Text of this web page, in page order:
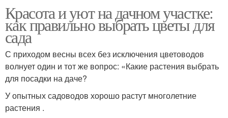
Красота и уют на дачном участке:
как правильно выбрать цветы для
сада
С приходом весны всех без исключения цветоводов
волнует один и тот же вопрос: «Какие растения выбрать
для посадки на даче?
У опытных садоводов хорошо растут многолетние
растения .